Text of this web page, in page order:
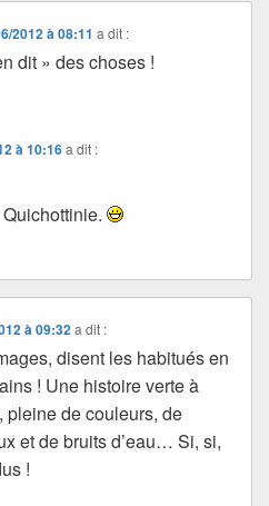
2012 à 08:11 a dit :
dit » des choses !
à 10:16a dit :
à 09:32 a dit :
disent les habitués en
! Une histoire verte à
pleine de couleurs, de
et de bruits d’eau… Si, si,
!